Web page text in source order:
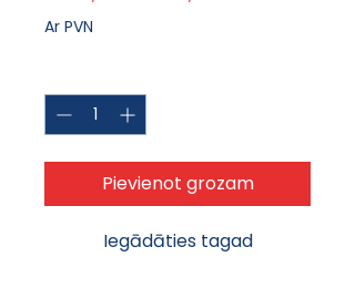
Ar PVN
Pievienot grozam
Iegādāties tagad